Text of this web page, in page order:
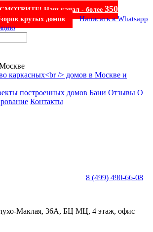
СМОТРИТЕ! Наш канал - более 350
крутых домов Написать в Whatsapp
построенных домов Бани Отзывы О
Контакты
8 (499) 490-66-08
Маклая, 36А, БЦ МЦ, 4 этаж, офис